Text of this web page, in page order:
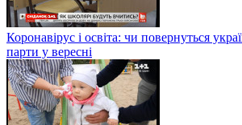
Коронавірус і освіта: чи повернуться
парти у вересні